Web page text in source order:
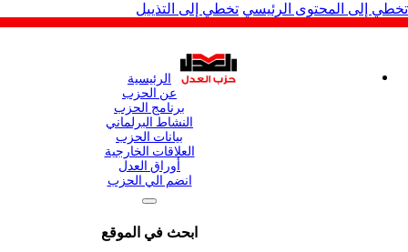
المحتوى الرئيسي تخطي إلى التذييل
الرئيسية
عن الحزب
برنامج الحزب
النشاط البرلماني
بيانات الحزب
العلاقات الخارجية
أوراق العدل
انضم الي الحزب
ابحث في الموقع